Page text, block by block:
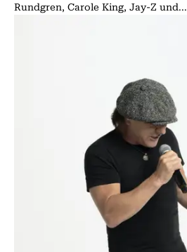
Rundgren, Carole King, Jay-Z und...